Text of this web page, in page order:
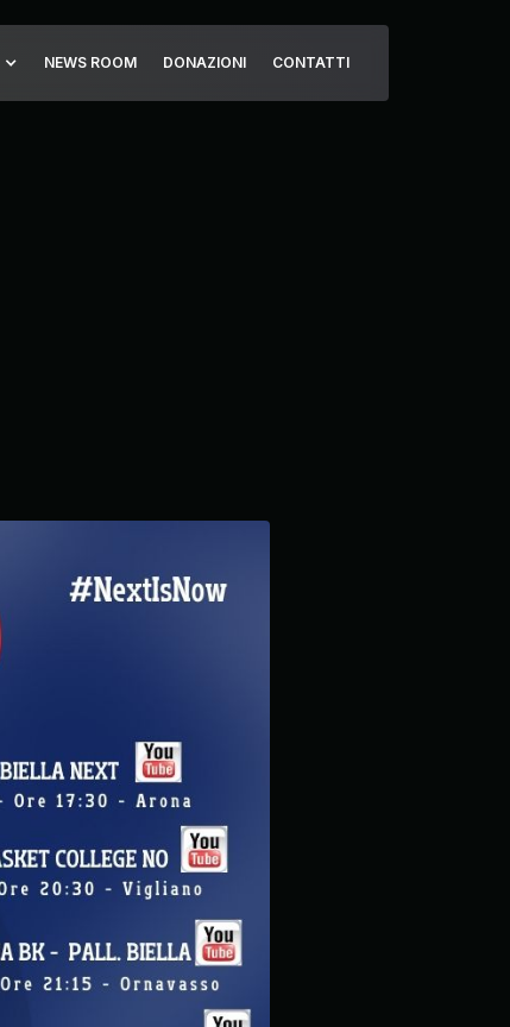
NEWS ROOM DONAZIONI CONTATTI